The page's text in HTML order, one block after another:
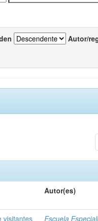
Autor/
Autor(es)
visitantes Escuela